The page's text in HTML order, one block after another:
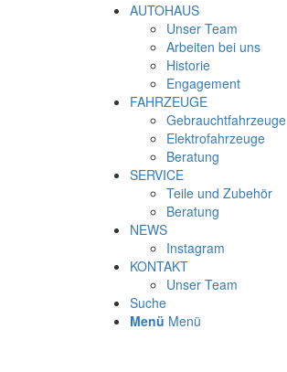
AUTOHAUS
Unser Team
Arbeiten bei uns
Historie
Engagement
FAHRZEUGE
Gebrauchtfahrzeuge
Elektrofahrzeuge
Beratung
SERVICE
Teile und Zubehör
Beratung
NEWS
Instagram
KONTAKT
Unser Team
Suche
Menü Menü